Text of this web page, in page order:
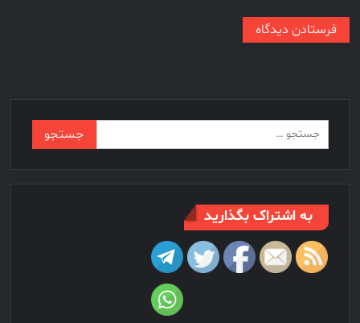
برای:
به اشتراک بگذارید